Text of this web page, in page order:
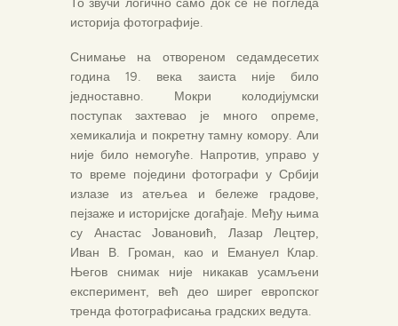
историја фотографије.
Снимање на отвореном седамдесетих
година 19. века заиста није било
једноставно. Мокри колодијумски
поступак захтевао је много опреме,
хемикалија и покретну тамну комору. Али
није било немогуће. Напротив, управо у
то време поједини фотографи у Србији
излазе из атељеа и бележе градове,
пејзаже и историјске догађаје. Међу њима
су Анастас Јовановић, Лазар Лецтер,
Иван В. Громан, као и Емануел Клар.
Његов снимак није никакав усамљени
експеримент, већ део ширег европског
тренда фотографисања градских ведута.